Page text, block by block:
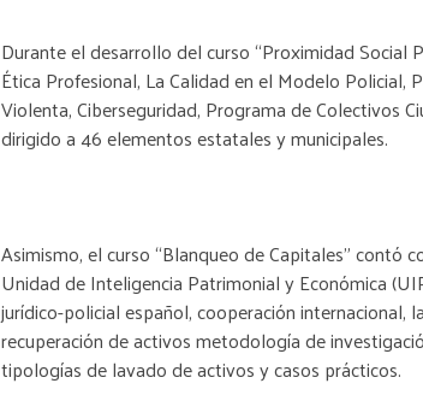
Durante el desarrollo del curso “Proximidad Social
Ética Profesional, La Calidad en el Modelo Policial,
Violenta, Ciberseguridad, Programa de Colectivos
dirigido a 46 elementos estatales y municipales.
Asimismo, el curso “Blanqueo de Capitales” contó
Unidad de Inteligencia Patrimonial y Económica
jurídico-policial español, cooperación internacional,
recuperación de activos metodología de
tipologías de lavado de activos y casos prácticos.